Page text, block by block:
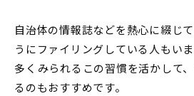
自治体の情報誌などを熱心に綴じ
うにファイリングしている人もい
多くみられるこの習慣を活かして
るのもおすすめです。